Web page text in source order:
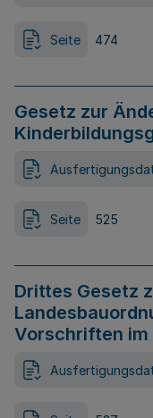
Seite 474
Gesetz zur
Seite 525
Drittes Gesetz
Vorschriften im